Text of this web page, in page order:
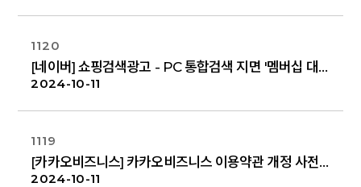
1120
[네이버] 쇼핑검색광고 - PC 통합검색 지면 '멤버십 대상 적립 포인트' 노출 안내
2024-10-11
1119
[카카오비즈니스] 카카오비즈니스 이용약관 개정 사전 안내 (11/7)
2024-10-11